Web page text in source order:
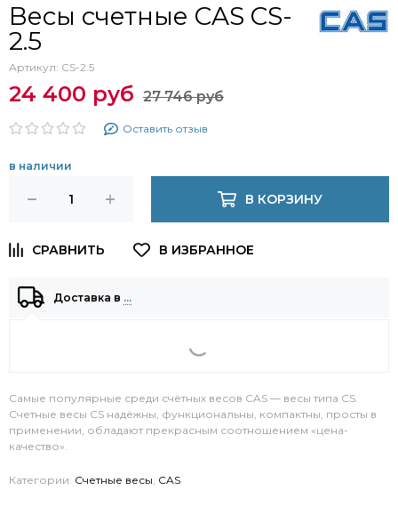
Весы счетные CAS CS-
2.5
Артикул: CS-2.5
24 400 руб 27 746 руб
Оставить отзыв
в наличии
В КОРЗИНУ
Доставка в …
Самые популярные среди счётных весов CAS — весы типа CS.
Счетные весы CS надёжны, функциональны, компактны, просты в
применении, обладают прекрасным соотношением «цена-
качество».
Категории: Счетные весы, CAS